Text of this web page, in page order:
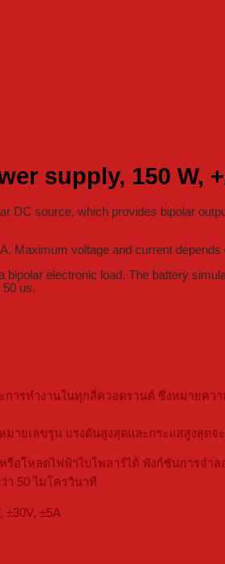
supply, 150 W,
DC source, which provides bipolar
Maximum voltage and current depends
electronic load. The battery
50 us.
การทำงานในทุกสี่ควอดรานต์ ซึ่งหมายค
ายเลขรุ่น แรงดันสูงสุดและกระแสสูงสุดจ
อโหลดไฟฟ้าไบโพลาร์ได้ ฟังก์ชันการจ
า 50 ไมโครวินาที
±30V, ±5A